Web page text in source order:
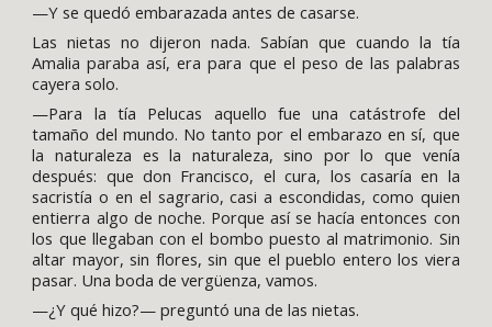
—Y se quedó embarazada antes de casarse.
Las nietas no dijeron nada. Sabían que cuando la tía
Amalia paraba así, era para que el peso de las palabras
cayera solo.
—Para la tía Pelucas aquello fue una catástrofe del
tamaño del mundo. No tanto por el embarazo en sí, que
la naturaleza es la naturaleza, sino por lo que venía
después: que don Francisco, el cura, los casaría en la
sacristía o en el sagrario, casi a escondidas, como quien
entierra algo de noche. Porque así se hacía entonces con
los que llegaban con el bombo puesto al matrimonio. Sin
altar mayor, sin flores, sin que el pueblo entero los viera
pasar. Una boda de vergüenza, vamos.
—¿Y qué hizo?— preguntó una de las nietas.